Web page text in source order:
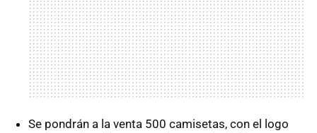
Se pondrán a la venta 500 camisetas, con el logo